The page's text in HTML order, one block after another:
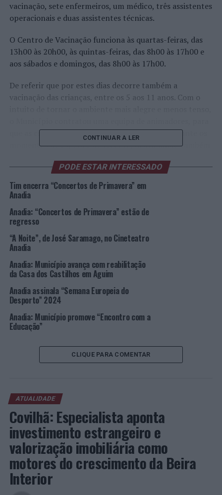
vacinação, sete enfermeiros, um médico, três assistentes
operacionais e duas assistentes técnicas.
O Centro de Vacinação funciona às quartas-feiras, das
13h00 às 20h00, às quintas-feiras, das 8h00 às 17h00 e
aos sábados e domingos, das 8h00 às 17h00.
De referir que por estes dias decorre também a
vacinação das crianças, entre os 5 aos 11 anos. Com o
que as crianças estejam mais descontraídas, durante os
momentos de espera e de recobro, distribuindo também
durante os próximos quatro meses, sendo
do Centro de Saúde de Anadia, para as instalações da
antiga Escola Secundária de Anadia, para que tenha
início a intervenção de reabilitação do edifício do
Centro de Saúde, cuja empreitada ronda o milhão de
euros e 200 mil euros.
COVID-19
DESTAQUE VACINAÇÃO
Ansião: Igualdade de Género no Desporto em debate
NÃO PERCA
CONTINUAR A LER
PODE ESTAR INTERESSADO
Tim encerra “Concertos de Primavera” em
Anadia
Anadia: “Concertos de Primavera” estão de
regresso
“A Noite”, de José Saramago, no Cineteatro
Anadia
Anadia: Município avança com reabilitação
da Casa dos Castilhos em Aguim
Anadia assinala “Semana Europeia do
Desporto” 2024
Anadia: Município promove “Encontro com a
Educação”
CLIQUE PARA COMENTAR
ATUALIDADE
Covilhã: Especialista aponta
investimento estrangeiro e
valorização imobiliária como
motores do crescimento da Beira
Interior